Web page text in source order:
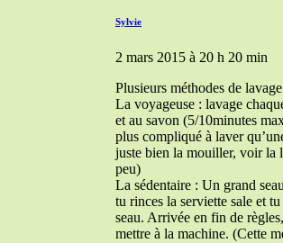
Sylvie
2 mars 2015 à 20 h 20 min
Plusieurs méthodes de
La voyageuse : lavage
et au savon (5/10minutes
plus compliqué à laver
juste bien la mouiller, voir la
peu)
La sédentaire : Un grand
tu rinces la serviette sale et
seau. Arrivée en fin de
mettre à la machine. (Cette